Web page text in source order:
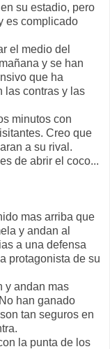
su estadio, pero
es complicado
el medio del
y se han
que ha
las contras y las
minutos con
Creo que
a su rival.
de abrir el coco...
mas arriba que
y andan al
a una defensa
protagonista de su
y andan mas
han ganado
tan seguros en
la punta de los